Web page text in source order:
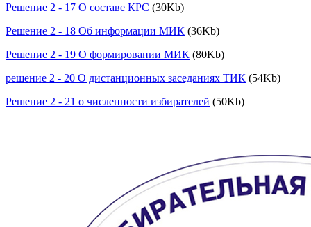
Решение 2 - 17 О составе КРС (30Kb)
Решение 2 - 18 Об информации МИК (36Kb)
Решение 2 - 19 О формировании МИК (80Kb)
решение 2 - 20 О дистанционных заседаниях ТИК (54Kb)
Решение 2 - 21 о численности избирателей (50Kb)